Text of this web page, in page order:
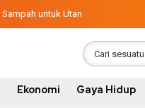
Sampah untuk Utan
Empat Proyek PKN II
Ekonomi Gaya Hidup